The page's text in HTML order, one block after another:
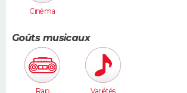
Cinéma
Goûts musicaux
Rap
Variétés